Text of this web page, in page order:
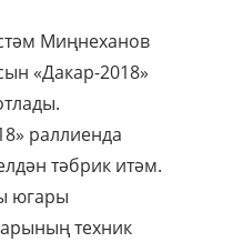
Миңнеханов
«Дакар-2018»
раллиенда
тәбрик итәм.
югары
техник